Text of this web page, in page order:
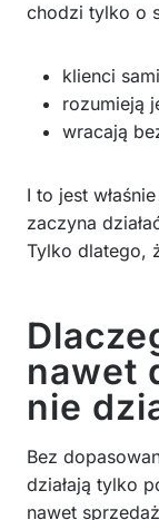
chodzi tylko o
klienci
rozumieją
wracają
I to jest
zaczyna
Tylko dlatego,
nawet
nie
Bez
działają tylko
nawet